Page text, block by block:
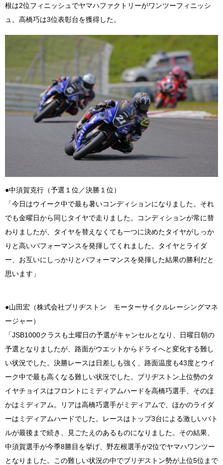
根は2位フィニッシュでヤマハファクトリーがワンツーフィニッシ
ュ。高橋巧は3位表彰台を獲得した。
●中須賀克行（予選１位／決勝１位）
「今日はウイーク中で最も暑いコンディションになりました。それ
でも金曜日から同じタイヤで走りました。コンディションが常に替
わりましたが、タイヤを替えなくても一つに決めたタイヤがしっか
りと高いパフォーマンスを発揮してくれました。タイヤとライダ
ー、お互いにしっかりとパフォーマンスを発揮した結果の勝利だと
思います」
●山田宏（株式会社ブリヂストン モーターサイクルレーシングマネ
ージャー）
「JSB1000クラスも土曜日の予選がキャンセルとなり、日曜日朝の
予選となりましたが、路面がウエットからドライへと変化する難し
い状況でした。決勝レースは日差しも強く、路面温度も43度とウイ
ーク中で最も高くなる難しい状況でした。ブリヂストン上位勢のタ
イヤチョイスはフロントにミディアムハードを高橋巧選手、そのほ
かはミディアム。リアは高橋巧選手がミディアムで、ほかのライダ
ーはミディアムハードでした。レースはトップ3台による激しいバト
ルが最後まで続き、見ごたえのあるものになりました。その結果、
中須賀選手が今季8勝目を挙げ、野左根選手が2位でヤマハワンツー
となりました。この難しい状況の中でブリヂストン勢が上位5位まで